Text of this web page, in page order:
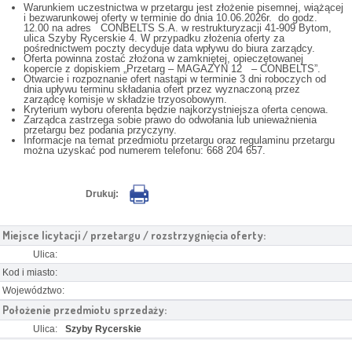
Warunkiem uczestnictwa w przetargu jest złożenie pisemnej, wiążącej
i bezwarunkowej oferty w terminie do dnia 10.06.2026r. do godz.
12.00 na adres CONBELTS S.A. w restrukturyzacji 41-909 Bytom,
ulica Szyby Rycerskie 4. W przypadku złożenia oferty za
pośrednictwem poczty decyduje data wpływu do biura zarządcy.
Oferta powinna zostać złożona w zamkniętej, opieczętowanej
kopercie z dopiskiem „Przetarg – MAGAZYN 12 – CONBELTS”.
Otwarcie i rozpoznanie ofert nastąpi w terminie 3 dni roboczych od
dnia upływu terminu składania ofert przez wyznaczoną przez
zarządcę komisje w składzie trzyosobowym.
Kryterium wyboru oferenta będzie najkorzystniejsza oferta cenowa.
Zarządca zastrzega sobie prawo do odwołania lub unieważnienia
przetargu bez podania przyczyny.
Informacje na temat przedmiotu przetargu oraz regulaminu przetargu
można uzyskać pod numerem telefonu: 668 204 657.
Drukuj:
Miejsce licytacji / przetargu / rozstrzygnięcia oferty:
Ulica:
Kod i miasto:
Województwo:
Położenie przedmiotu sprzedaży:
Ulica:
Szyby Rycerskie